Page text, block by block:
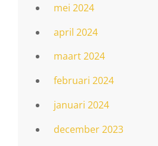
mei 2024
april 2024
maart 2024
februari 2024
januari 2024
december 2023